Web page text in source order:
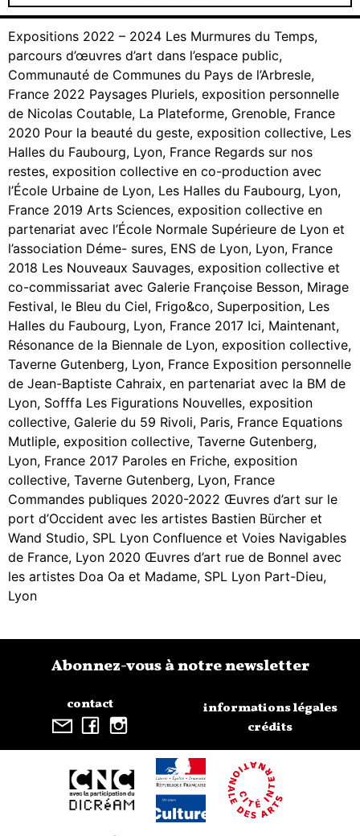
Expositions 2022 – 2024 Les Murmures du Temps,
parcours d’œuvres d’art dans l’espace public,
Communauté de Communes du Pays de l’Arbresle,
France 2022 Paysages Pluriels, exposition personnelle
de Nicolas Coutable, La Plateforme, Grenoble, France
2020 Pour la beauté du geste, exposition collective, Les
Halles du Faubourg, Lyon, France Regards sur nos
restes, exposition collective en co-production avec
l’École Urbaine de Lyon, Les Halles du Faubourg, Lyon,
France 2019 Arts Sciences, exposition collective en
partenariat avec l’École Normale Supérieure de Lyon et
l’association Déme- sures, ENS de Lyon, Lyon, France
2018 Les Nouveaux Sauvages, exposition collective et
co-commissariat avec Galerie Françoise Besson, Mirage
Festival, le Bleu du Ciel, Frigo&co, Superposition, Les
Halles du Faubourg, Lyon, France 2017 Ici, Maintenant,
Résonance de la Biennale de Lyon, exposition collective,
Taverne Gutenberg, Lyon, France Exposition personnelle
de Jean-Baptiste Cahraix, en partenariat avec la BM de
Lyon, Sofffa Les Figurations Nouvelles, exposition
collective, Galerie du 59 Rivoli, Paris, France Equations
Mutliple, exposition collective, Taverne Gutenberg,
Lyon, France 2017 Paroles en Friche, exposition
collective, Taverne Gutenberg, Lyon, France
Commandes publiques 2020-2022 Œuvres d’art sur le
port d’Occident avec les artistes Bastien Bürcher et
Wand Studio, SPL Lyon Confluence et Voies Navigables
de France, Lyon 2020 Œuvres d’art rue de Bonnel avec
les artistes Doa Oa et Madame, SPL Lyon Part-Dieu,
Lyon
contact
Abonnez-vous à notre newsletter
informations légales
crédits